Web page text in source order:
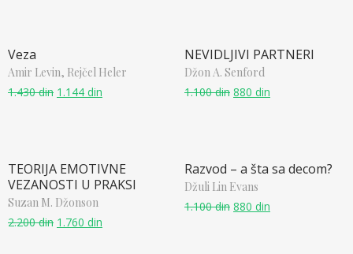
Veza
Amir Levin, Rejčel Heler
1.430din 1.144 din
NEVIDLJIVI PARTNERI
Džon A. Senford
1.100din 880 din
TEORIJA EMOTIVNE
VEZANOSTI U PRAKSI
Suzan M. Džonson
2.200din 1.760 din
Razvod – a šta sa decom?
Džuli Lin Evans
1.100din 880 din